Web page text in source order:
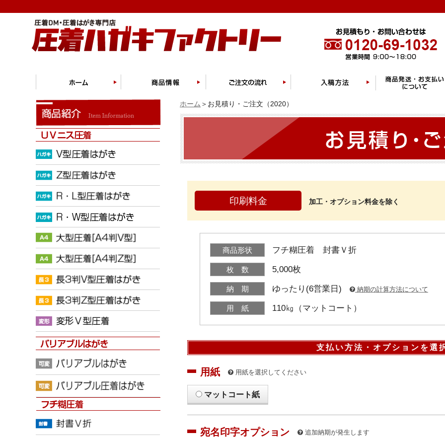
ホーム ＞お見積り・ご注文（2020）
印刷料金 加工・オプション料金を除く
商品形状 フチ糊圧着 封書Ｖ折
枚 数 5,000枚
納 期 ゆったり(6営業日) 納期の計算方法について
用 紙 110㎏（マットコート）
支払い方法・オプションを選
用紙 用紙を選択してください
マットコート紙
宛名印字オプション 追加納期が発生します